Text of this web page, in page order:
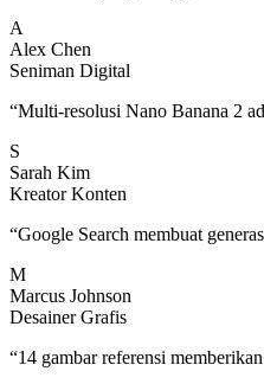
A
Alex Chen
Seniman Digital
“Multi-resolusi Nano Banana 2
S
Sarah Kim
Kreator Konten
“Google Search membuat
M
Marcus Johnson
Desainer Grafis
“14 gambar referensi